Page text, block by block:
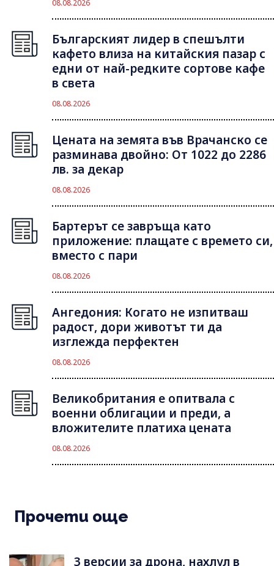
08.08.2026
Българският лидер в спешълти
кафето влиза на китайския пазар с
едни от най-редките сортове кафе
в света
08.08.2026
Цената на земята във Врачанско се
разминава двойно: От 1022 до 2286
лв. за декар
08.08.2026
Бартерът се завръща като
приложение: плащате с времето си,
вместо с пари
08.08.2026
Ангедония: Когато не изпитваш
радост, дори животът ти да
изглежда перфектен
08.08.2026
Великобритания е опитвала с
военни облигации и преди, а
вложителите платиха цената
08.08.2026
Прочети още
3 версии за дрона, нахлул в